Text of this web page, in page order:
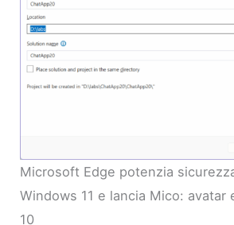
Microsoft Edge potenzia
Windows 11 e lancia Mico: avatar
10